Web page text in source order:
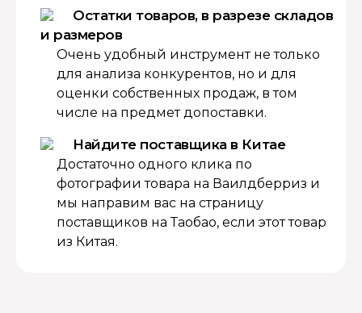
Остатки товаров, в разрезе складов
и размеров
Очень удобный инструмент не только
для анализа конкурентов, но и для
оценки собственных продаж, в том
числе на предмет допоставки.
Найдите поставщика в Китае
Достаточно одного клика по
фотографии товара на Ваилдберриз и
мы направим вас на страницу
поставщиков на Таобао, если этот товар
из Китая.